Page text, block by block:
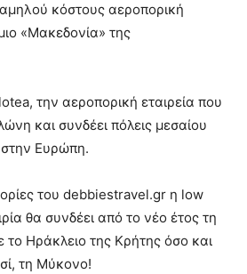
κόστους αεροπορική
«Μακεδονία» της
την αεροπορική εταιρεία που
και συνδέει πόλεις μεσαίου
στην Ευρώπη.
του debbiestravel.gr η low
θα συνδέει από το νέο έτος τη
το Ηράκλειο της Κρήτης όσο και
τη Μύκονο!